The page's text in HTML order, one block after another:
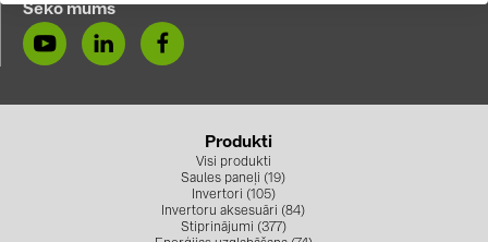
Enerģijas uzglabāšana (74)
E-Mobilitāte (19)
Seko mums
Produkti
Visi produkti
Saules paneļi (19)
Invertori (105)
Invertoru aksesuāri (84)
Stiprinājumi (377)